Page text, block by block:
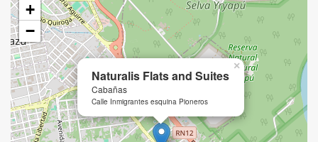
Naturalis Flats and Suites
Cabañas
Calle Inmigrantes esquina Pioneros
×
+
−